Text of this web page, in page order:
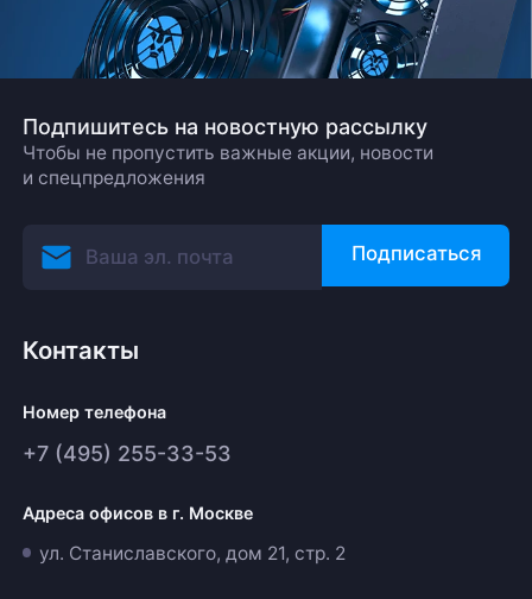
Подпишитесь на новостную рассылку
Чтобы не пропустить важные акции, новости
и спецпредложения
Подписаться
Контакты
Номер телефона
+7 (495) 255-33-53
Адреса офисов в г. Москве
ул. Станиславского, дом 21, стр. 2